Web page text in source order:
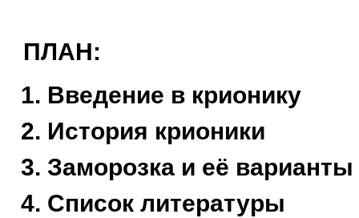
ПЛАН:
Введение в крионику
История крионики
Заморозка и её варианты
Список литературы